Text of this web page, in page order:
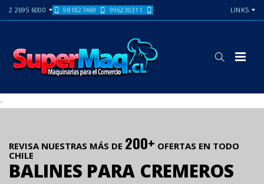
2 2695 6000 981827469 996230311 LINKS
-
REVISA NUESTRAS MÁS DE 200+ OFERTAS EN TODO
CHILE
BALINES PARA CREMEROS